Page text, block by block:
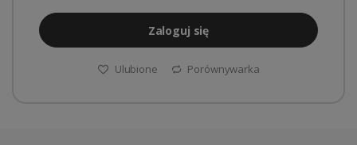
Zaloguj się
Ulubione Porównywarka